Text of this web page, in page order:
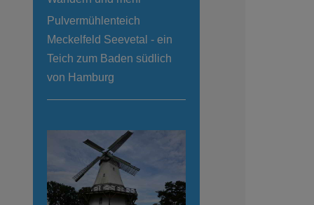
Pulvermühlenteich
Meckelfeld Seevetal - ein
Teich zum Baden südlich
von Hamburg